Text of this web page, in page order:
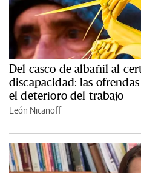
Del casco de albañil al
discapacidad: las
el deterioro del trabajo
León Nicanoff